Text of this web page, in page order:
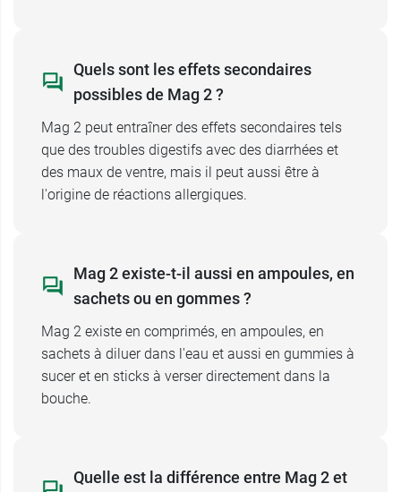
Quels sont les effets secondaires
possibles de Mag 2 ?
Mag 2 peut entraîner des effets secondaires tels
que des troubles digestifs avec des diarrhées et
des maux de ventre, mais il peut aussi être à
l'origine de réactions allergiques.
Mag 2 existe-t-il aussi en ampoules, en
sachets ou en gommes ?
Mag 2 existe en comprimés, en ampoules, en
sachets à diluer dans l'eau et aussi en gummies à
sucer et en sticks à verser directement dans la
bouche.
Quelle est la différence entre Mag 2 et